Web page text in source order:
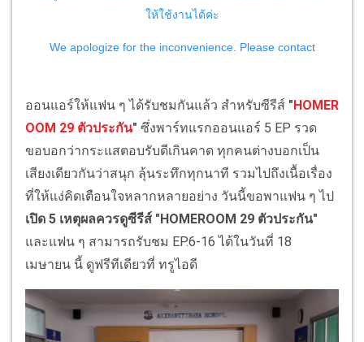
ออนแอร์ให้แฟน ๆ ได้รับชมกันแล้ว สำหรับซีรีส์ "HOMER
OOM 29 ตัวประกัน" ซึ่งพาร์ทแรกออนแอร์ 5 EP รวด
ขอบอกว่ากระแสตอบรับดีเกินคาด ทุกคนต่างบอกเป็น
เสียงเดียวกันว่าสนุก ลุ้นระทึกทุกนาที รวมไปถึงเนื้อเรื่อง
ที่ให้แง่คิดเตือนใจหลากหลายอย่าง วันนี้ขอพาแฟน ๆ ไป
เปิด 5 เหตุผลควรดูซีรีส์ "HOMEROOM 29 ตัวประกัน"
และแฟน ๆ สามารถรับชม EP.6-16 ได้ในวันที่ 18
เมษายน นี้ ดูฟรีทีเดียวที่ ทรูไอดี